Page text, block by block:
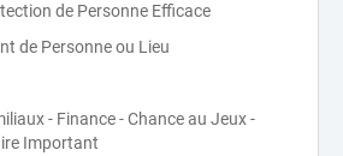
de Personne Efficace
de Personne ou Lieu
- Finance - Chance au Jeux -
Important